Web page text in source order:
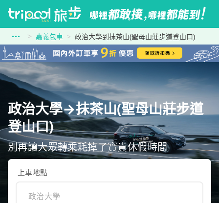
嘉義包車 政治大學到抹茶山(聖母山莊步道登山口)
政治大學→抹茶山(聖母山莊步道
登山口)
別再讓大眾轉乘耗掉了寶貴休假時間
上車地點